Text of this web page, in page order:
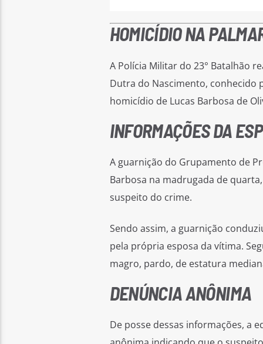
HOMICÍDIO NA
A Polícia Militar do 23° Batalhão
Dutra do Nascimento, conhecido
homicídio de Lucas Barbosa de
INFORMAÇÕES DA
A guarnição do Grupamento de
Barbosa na madrugada de
suspeito do crime.
Sendo assim, a guarnição
pela própria esposa da vítima.
magro, pardo, de estatura
DENÚNCIA ANÔNIMA
De posse dessas informações, a